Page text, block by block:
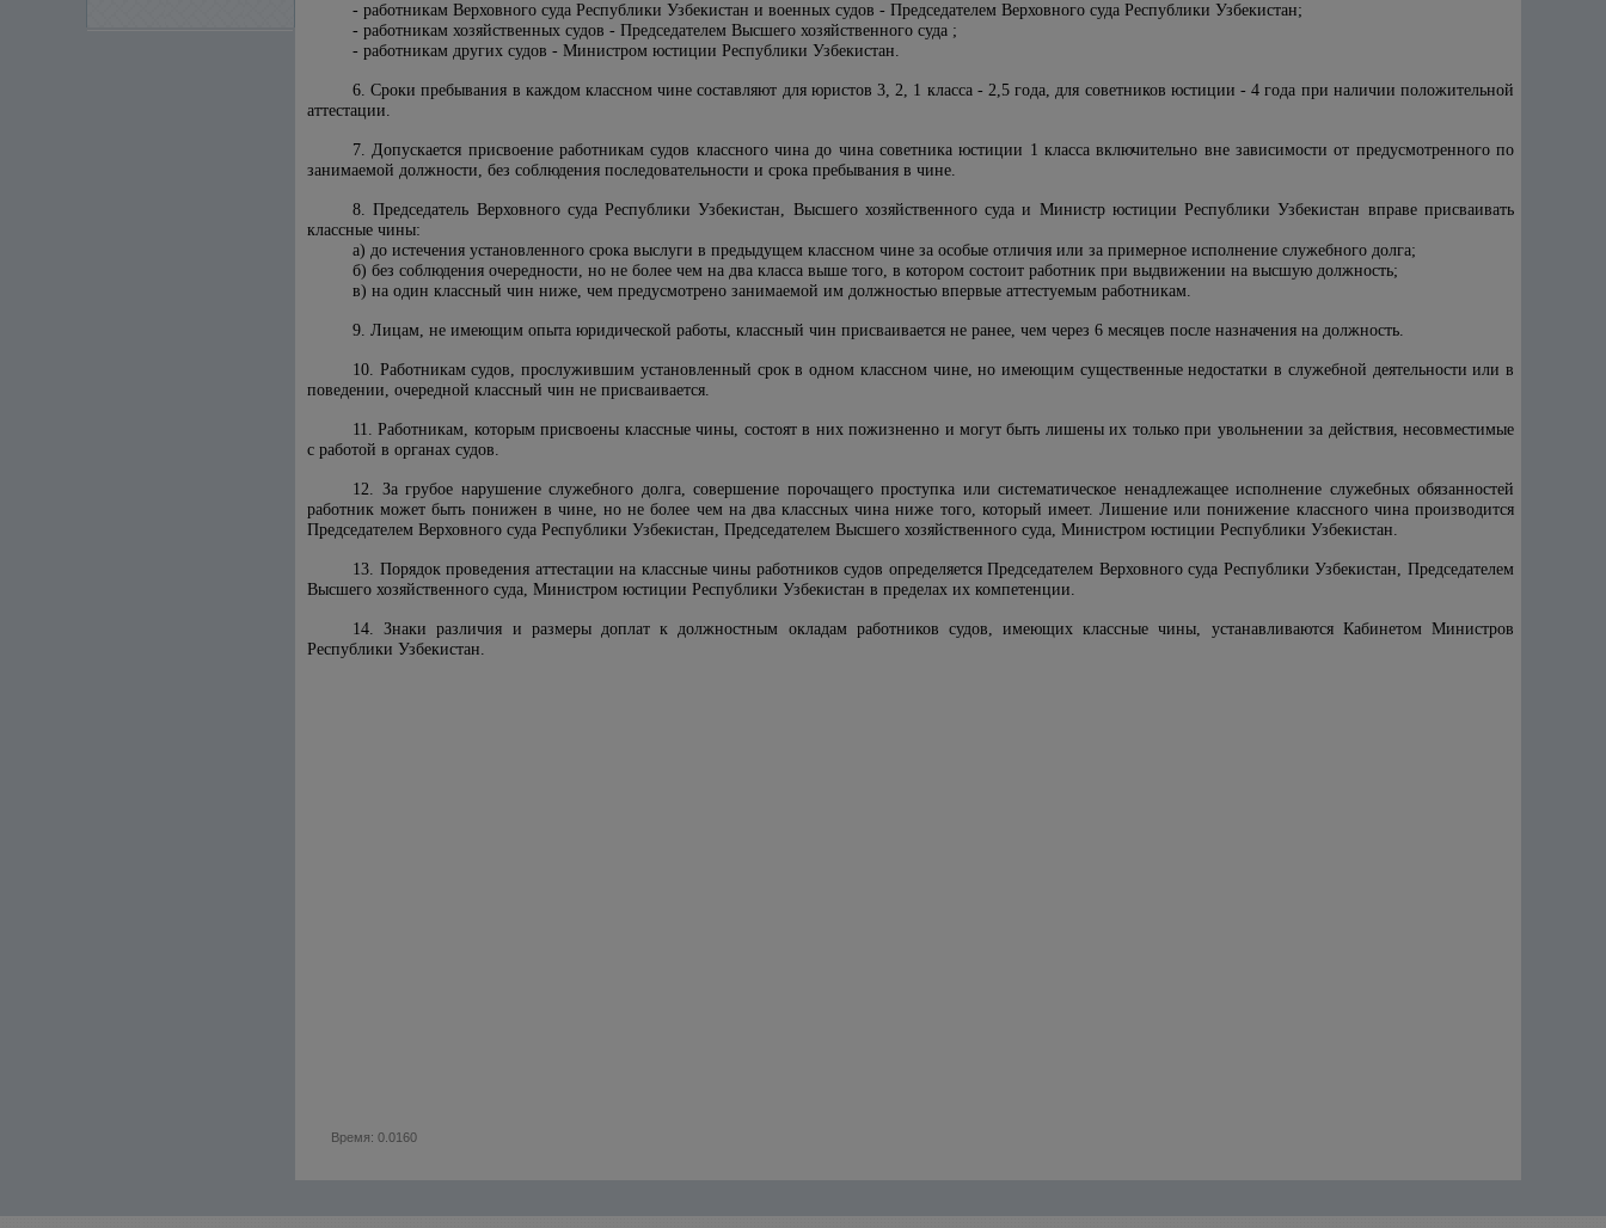
- работникам Верховного суда Республики Узбекистан и военных судов - Председателем Верховного суда Республики Узбекистан;
- работникам хозяйственных судов - Председателем Высшего хозяйственного суда ;
- работникам других судов - Министром юстиции Республики Узбекистан.
6. Сроки пребывания в каждом классном чине составляют для юристов 3, 2, 1 класса - 2,5 года, для советников юстиции - 4 года при наличии положительной
аттестации.
7. Допускается присвоение работникам судов классного чина до чина советника юстиции 1 класса включительно вне зависимости от предусмотренного по
занимаемой должности, без соблюдения последовательности и срока пребывания в чине.
8. Председатель Верховного суда Республики Узбекистан, Высшего хозяйственного суда и Министр юстиции Республики Узбекистан вправе присваивать
классные чины:
а) до истечения установленного срока выслуги в предыдущем классном чине за особые отличия или за примерное исполнение служебного долга;
б) без соблюдения очередности, но не более чем на два класса выше того, в котором состоит работник при выдвижении на высшую должность;
в) на один классный чин ниже, чем предусмотрено занимаемой им должностью впервые аттестуемым работникам.
9. Лицам, не имеющим опыта юридической работы, классный чин присваивается не ранее, чем через 6 месяцев после назначения на должность.
10. Работникам судов, прослужившим установленный срок в одном классном чине, но имеющим существенные недостатки в служебной деятельности или в
поведении, очередной классный чин не присваивается.
11. Работникам, которым присвоены классные чины, состоят в них пожизненно и могут быть лишены их только при увольнении за действия, несовместимые
с работой в органах судов.
12. За грубое нарушение служебного долга, совершение порочащего проступка или систематическое ненадлежащее исполнение служебных обязанностей
работник может быть понижен в чине, но не более чем на два классных чина ниже того, который имеет. Лишение или понижение классного чина производится
Председателем Верховного суда Республики Узбекистан, Председателем Высшего хозяйственного суда, Министром юстиции Республики Узбекистан.
13. Порядок проведения аттестации на классные чины работников судов определяется Председателем Верховного суда Республики Узбекистан, Председателем
Высшего хозяйственного суда, Министром юстиции Республики Узбекистан в пределах их компетенции.
14. Знаки различия и размеры доплат к должностным окладам работников судов, имеющих классные чины, устанавливаются Кабинетом Министров
Республики Узбекистан.
Время: 0.0160